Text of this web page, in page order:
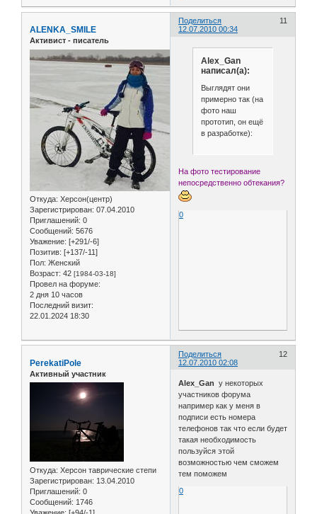
Поделиться
11
12.07.2010 00:34
ALENKA_SMILE
Активист - писатель
Откуда: Херсон(центр)
Зарегистрирован: 07.04.2010
Приглашений: 0
Сообщений: 5676
Уважение: [+291/-6]
Позитив: [+137/-11]
Пол: Женский
Возраст: 42 [1984-03-18]
Провел на форуме:
2 дня 10 часов
Последний визит:
22.01.2024 18:30
Alex_Gan
написал(а):
Выглядят они
примерно так (на
фото наш
прототип, он ещё
в разработке):
На фото тестирование
непосредственно обтекания?
0
Поделиться
12
12.07.2010 02:08
PerekatiPole
Активный участник
Откуда: Херсон таврические степи
Зарегистрирован: 13.04.2010
Приглашений: 0
Сообщений: 1746
Alex_Gan у некоторых
участников форума
например как у меня в
подписи есть номера
телефонов так что если будет
такая необходимость
пользуйся этой
возможностью чем сможем
тем поможем
0